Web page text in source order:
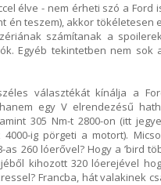
élve - nem érheti szó a Ford
én teszem), akkor tökéletesen
számítanak a
Egyéb tekintetben nem sok
választékát kínálja a
egy V elrendezésű
305 Nm-t 2800-on (itt
ig pörgeti a motort).
as 260 lóerővel? Hogy a ’bird
kihozott 320 lóerejével
Francba, hát valakinek